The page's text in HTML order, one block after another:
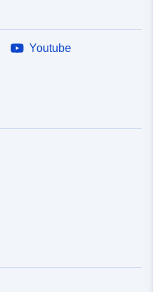
Youtube